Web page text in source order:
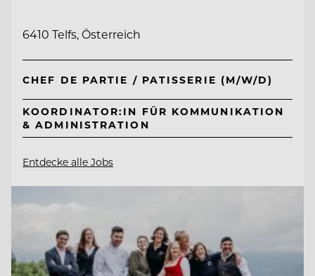
6410 Telfs, Österreich
CHEF DE PARTIE / PATISSERIE (M/W/D)
KOORDINATOR:IN FÜR KOMMUNIKATION
& ADMINISTRATION
Entdecke alle Jobs